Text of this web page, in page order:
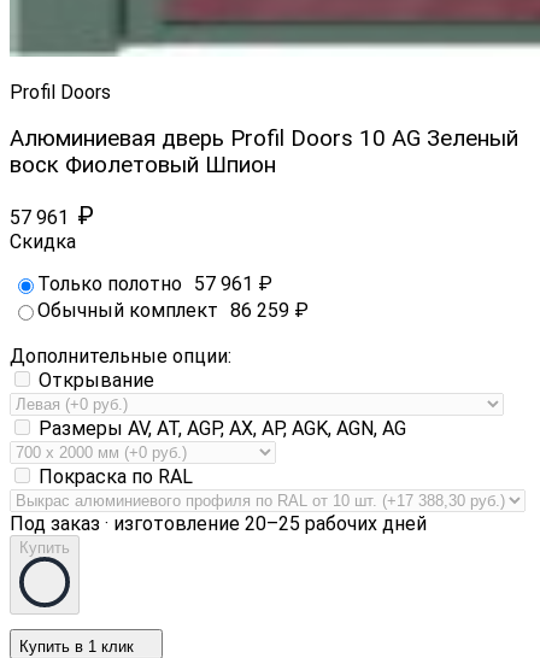
Profil Doors
Алюминиевая дверь Profil Doors 10 AG Зеленый
воск Фиолетовый Шпион
57 961 ₽
Скидка
Только полотно 57 961 ₽
Обычный комплект 86 259 ₽
Дополнительные опции:
Открывание
Размеры AV, AT, AGP, AX, AP, AGK, AGN, AG
Покраска по RAL
Под заказ · изготовление 20–25 рабочих дней
Купить
Купить в 1 клик